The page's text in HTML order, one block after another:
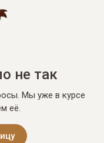
не так
Мы уже в курсе
её.